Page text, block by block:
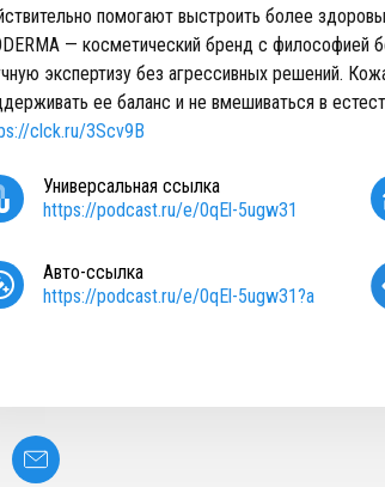
помогают выстроить более
— косметический бренд с философией
экспертизу без агрессивных решений.
ее баланс и не вмешиваться в
clck.ru/3Scv9B
Универсальная ссылка
https://podcast.ru/e/0qEl-5ugw31
Авто-ссылка
https://podcast.ru/e/0qEl-5ugw31?a